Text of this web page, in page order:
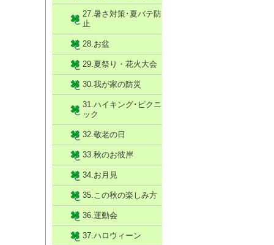
27.暑さ対策･夏バテ防
止
28.お盆
29.夏祭り・花火大会
30.我が家の防災
31.ハイキング･ピクニ
ック
32.敬老の日
33.秋のお彼岸
34.お月見
35.この秋の楽しみ方
36.運動会
37.ハロウィーン